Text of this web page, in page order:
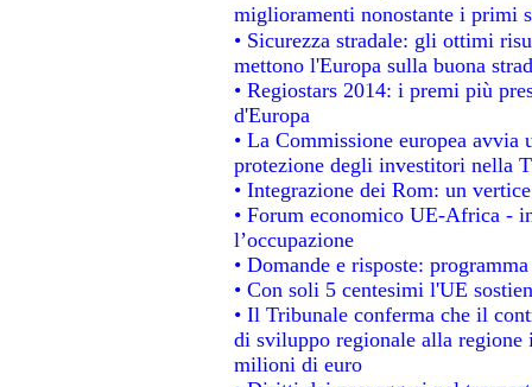
miglioramenti nonostante i primi
• Sicurezza stradale: gli ottimi
mettono l'Europa sulla buona
• Regiostars 2014: i premi più
d'Europa
• La Commissione europea
protezione degli investitori nella
• Integrazione dei Rom: un
• Forum economico UE-Africa -
l’occupazione
• Domande e risposte:
• Con soli 5 centesimi l'UE
• Il Tribunale conferma che il
di sviluppo regionale alla regione
milioni di euro